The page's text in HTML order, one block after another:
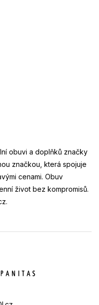
obuvi a doplňků značky
značkou, která spojuje
cenami. Obuv
život bez kompromisů.